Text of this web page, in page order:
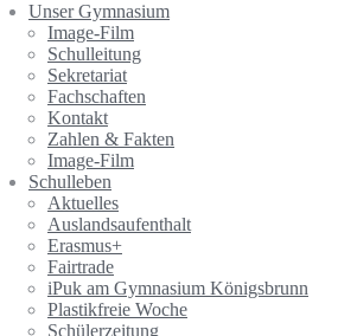
Unser Gymnasium
Image-Film
Schulleitung
Sekretariat
Fachschaften
Kontakt
Zahlen & Fakten
Image-Film
Schulleben
Aktuelles
Auslandsaufenthalt
Erasmus+
Fairtrade
iPuk am Gymnasium Königsbrunn
Plastikfreie Woche
Schülerzeitung